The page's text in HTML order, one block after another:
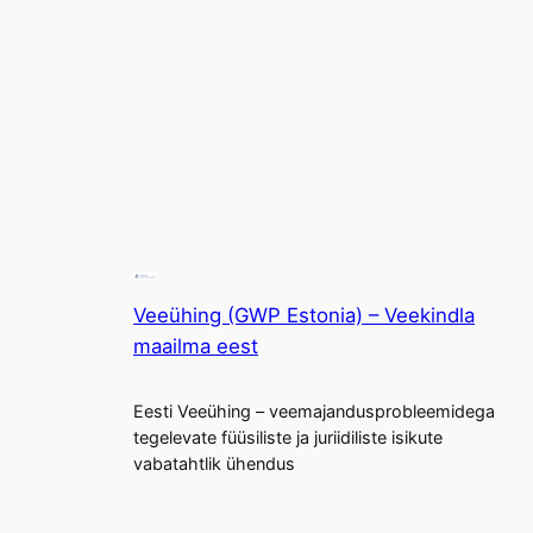
Veeühing (GWP Estonia) – Veekindla
maailma eest
Eesti Veeühing – veemajandusprobleemidega
tegelevate füüsiliste ja juriidiliste isikute
vabatahtlik ühendus